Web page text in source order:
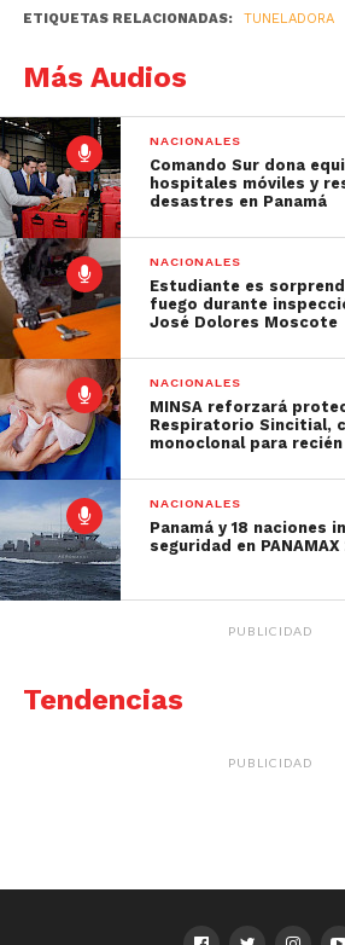
ETIQUETAS RELACIONADAS: TUNELADORA
Más Audios
NACIONALES
Comando Sur dona
hospitales móviles y
desastres en Panamá
NACIONALES
Estudiante es
fuego durante
José Dolores Moscote
NACIONALES
MINSA reforzará
Respiratorio Sincitial,
monoclonal para
NACIONALES
Panamá y 18 naciones
seguridad en PANAMAX
PUBLICIDAD
Tendencias
PUBLICIDAD